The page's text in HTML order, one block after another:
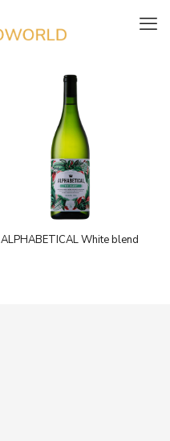
ALPHABETICAL White blend